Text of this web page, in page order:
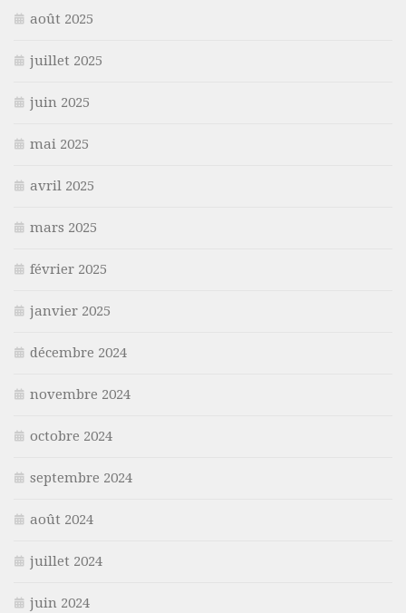
août 2025
juillet 2025
juin 2025
mai 2025
avril 2025
mars 2025
février 2025
janvier 2025
décembre 2024
novembre 2024
octobre 2024
septembre 2024
août 2024
juillet 2024
juin 2024